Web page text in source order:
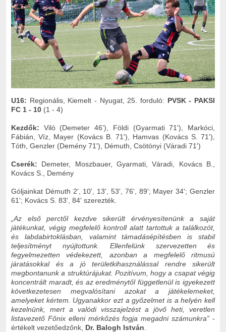
U16: Regionális, Kiemelt - Nyugat, 25. forduló: PVSK - PAKSI
FC 1 - 10 (1 - 4)
Kezdők: Viló (Demeter 46'), Földi (Gyarmati 71'), Markóci,
Fábián, Víz, Mayer (Kovács B. 71'), Hamvas (Kovács S. 71'),
Tóth, Genzler (Demény 71'), Démuth, Csötönyi (Váradi 71')
Cserék: Demeter, Moszbauer, Gyarmati, Váradi, Kovács B.,
Kovács S., Demény
Góljainkat Démuth 2', 10', 13', 53', 76', 89'; Mayer 34'; Genzler
61'; Kovács S. 83', 84' szerezték.
„Az első perctől kezdve sikerült érvényesítenünk a saját
játékunkat, végig megfelelő kontroll alatt tartottuk a találkozót,
és labdabirtoklásban, valamint támadásépítésben is stabil
teljesítményt nyújtottunk. Ellenfelünk szervezetten és
fegyelmezetten védekezett, azonban a megfelelő ritmusú
járatásokkal és a jó területkihasználással rendre sikerült
megbontanunk a struktúrájukat. Pozitívum, hogy a csapat végig
koncentrált maradt, és az eredménytől függetlenül is igyekezett
következetesen megvalósítani azokat a játékelemeket,
amelyeket kértem. Ugyanakkor ezt a győzelmet is a helyén kell
kezelnünk, mert a valódi visszajelzést a jövő heti, veretlen
listavezető Főnix elleni mérkőzés fogja megadni számunkra” -
értékelt vezetőedzőnk, Dr. Balogh István